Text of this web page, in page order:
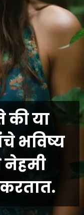
या
भविष्य